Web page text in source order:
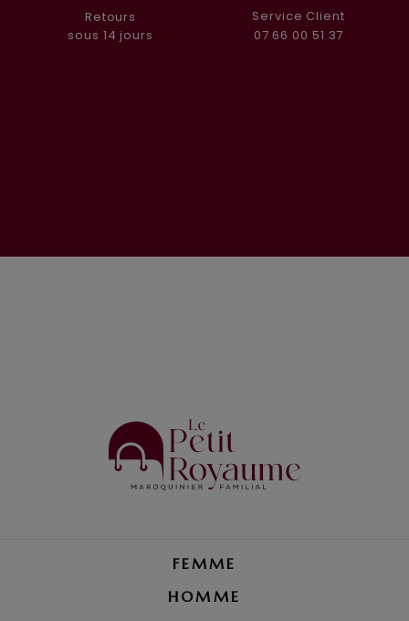
Retours
sous 14 jours
Service Client
07 66 00 51 37
FEMME
HOMME